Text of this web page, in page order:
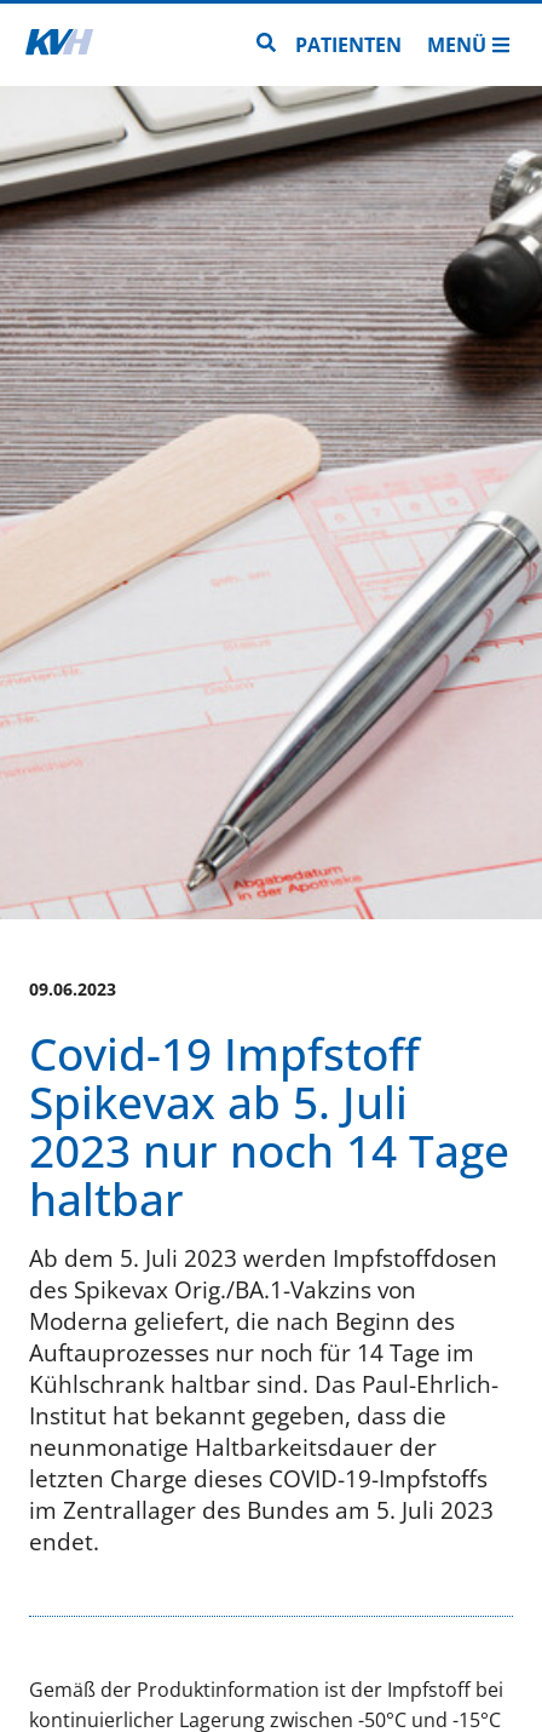
Zur Startseite Zur Seitensuche
PATIENTEN MENÜ
09.06.2023
Covid-19 Impfstoff
Spikevax ab 5. Juli
2023 nur noch 14 Tage
haltbar
Ab dem 5. Juli 2023 werden Impfstoffdosen
des Spikevax Orig./BA.1-Vakzins von
Moderna geliefert, die nach Beginn des
Auftauprozesses nur noch für 14 Tage im
Kühlschrank haltbar sind. Das Paul-Ehrlich-
Institut hat bekannt gegeben, dass die
neunmonatige Haltbarkeitsdauer der
letzten Charge dieses COVID-19-Impfstoffs
im Zentrallager des Bundes am 5. Juli 2023
endet.
Gemäß der Produktinformation ist der Impfstoff bei
kontinuierlicher Lagerung zwischen -50°C und -15°C